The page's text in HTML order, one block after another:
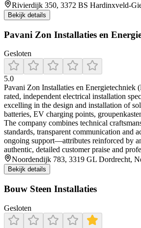
Rivierdijk 350, 3372 BS Hardinxveld-
Bekijk details
Pavani Zon Installaties en
Gesloten
5.0
Pavani Zon Installaties en Energietechniek
rated, independent electrical installation
excelling in the design and installation of
batteries, EV charging points,
The company combines technical
standards, transparent communication and
ongoing support—attributes reinforced by
authentic, detailed customer praise and
Noordendijk 783, 3319 GL Dordrecht,
Bekijk details
Bouw Steen Installaties
Gesloten